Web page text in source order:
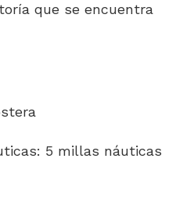
que se encuentra
5 millas náuticas